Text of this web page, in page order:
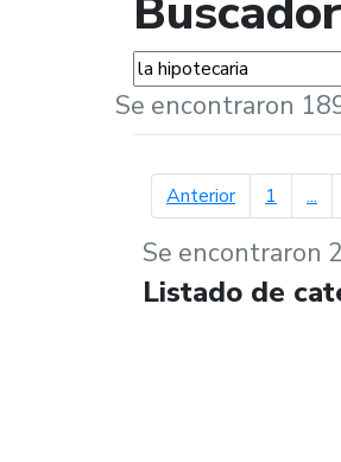
Palabras...
Se encontraron
Anteriorpágina
1 ...
Se encontraron
Listado de